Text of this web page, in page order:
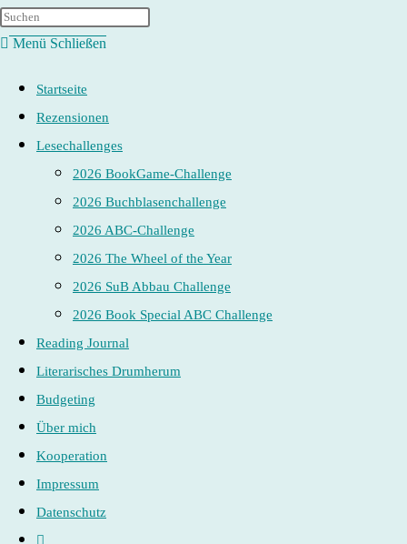
umschalten
Menü Schließen
Startseite
Rezensionen
Lesechallenges
2026 BookGame-Challenge
2026 Buchblasenchallenge
2026 ABC-Challenge
2026 The Wheel of the Year
2026 SuB Abbau Challenge
2026 Book Special ABC Challenge
Reading Journal
Literarisches Drumherum
Budgeting
Über mich
Kooperation
Impressum
Datenschutz
Website-